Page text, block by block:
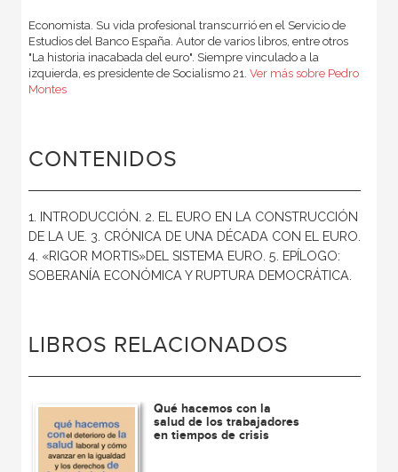
Economista. Su vida profesional transcurrió en el Servicio de
Estudios del Banco España. Autor de varios libros, entre otros
"La historia inacabada del euro". Siempre vinculado a la
izquierda, es presidente de Socialismo 21. Ver más sobre Pedro
Montes
CONTENIDOS
1. INTRODUCCIÓN. 2. EL EURO EN LA CONSTRUCCIÓN
DE LA UE. 3. CRÓNICA DE UNA DÉCADA CON EL EURO.
4. «RIGOR MORTIS»DEL SISTEMA EURO. 5. EPÍLOGO:
SOBERANÍA ECONÓMICA Y RUPTURA DEMOCRÁTICA.
LIBROS RELACIONADOS
Qué hacemos con la
salud de los trabajadores
en tiempos de crisis